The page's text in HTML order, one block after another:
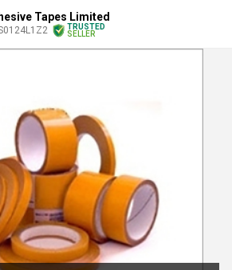
Tapes Limited
TRUSTED
SELLER